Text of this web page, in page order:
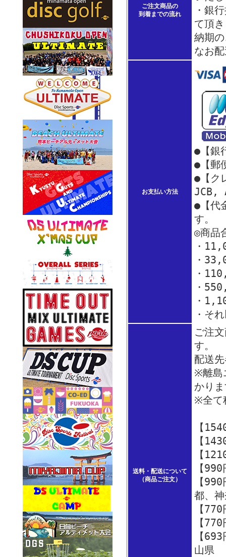
ご注文商品の
到着までの流れ
・銀
て頂
納期
なお
お支払い方法
●【銀
●【郵
●【ク
JCB,
●【代
す。
◎商品
・
・
・
・
・
・そ
送料・配送について
（商品ご注文）
ご注
す。
配送
※離島
かり
※全て
【
【
【
【
【
都、
【
【
【
山県